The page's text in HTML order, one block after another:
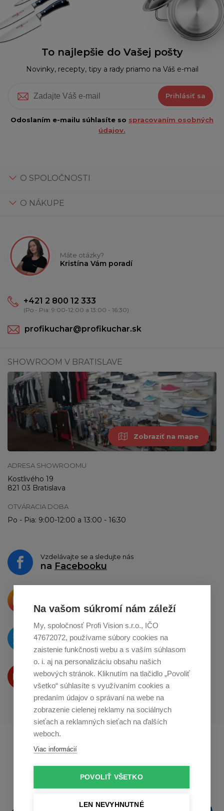
Na vašom súkromí nám záleží
My, spoločnosť Profi Vision s.r.o., IČO
47672072, používame súbory cookies na
zaistenie funkčnosti webu a s vaším súhlasom
o. i. aj na personalizáciu obsahu našich
webových stránok. Kliknutím na tlačidlo „Povoliť
všetko“ súhlasíte s využívaním cookies a
predaním údajov o správaní na webe na
zobrazenie cielenej reklamy na sociálnych
sieťach a reklamných sieťach na ďalších
weboch.
Viac informácií
POVOLIŤ VŠETKO
LEN NEVYHNUTNÉ
To najlepšie do Vašej pošty
Novinky, recepty, tipy a rady priamo na Váš e-mail
Prihlásiť sa
Odoslaním e-mailu súhlasíte so spracovaním osobných
údajov.
O SPOLOČNOSTI
O NÁKUPE
Máte otázky?
Kristína Vám poradí
+421 2 800 12 333
(Po - Pia: 9:00-12:00 a 13:00 - 16:30)
profikuchar@profikuchar.sk
SHOWROOM V BRATISLAVE
Zobraziť na mape
ADRESA SHOWROOMU
Kostlivého 19
821 03 Bratislava
OTVÁRACIA DOBA
Po - Pia: 9:00-12:00 a 13:00 - 16:30
Vzdelávajte se a sledujte nás
na Facebooku
o zdieľanie naInstagrame
O novinkách píšeme
naTwitteri
Produkty Vám predstavujeme
na Youtube
Profikuchař.cz